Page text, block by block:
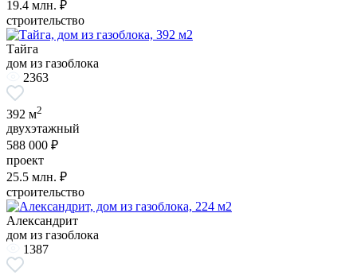
19.4 млн. ₽
строительство
Тайга
дом из газоблока
2363
392 м2
двухэтажный
588 000 ₽
проект
25.5 млн. ₽
строительство
Александрит
дом из газоблока
1387